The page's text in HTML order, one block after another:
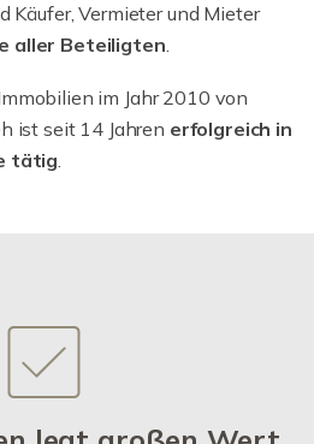
Käufer, Vermieter und Mieter
aller Beteiligten.
im Jahr 2010 von
ist seit 14 Jahren erfolgreich in
tätig.